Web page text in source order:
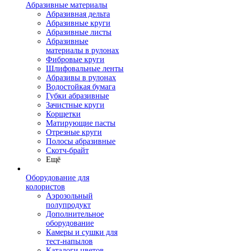
Абразивные материалы
Абразивная дельта
Абразивные круги
Абразивные листы
Абразивные
материалы в рулонах
Фибровые круги
Шлифовальные ленты
Абразивы в рулонах
Водостойкая бумага
Губки абразивные
Зачистные круги
Корщетки
Матирующие пасты
Отрезные круги
Полосы абразивные
Скотч-брайт
Ещё
Оборудование для
колористов
Аэрозольный
полупродукт
Дополнительное
оборудование
Камеры и сушки для
тест-напылов